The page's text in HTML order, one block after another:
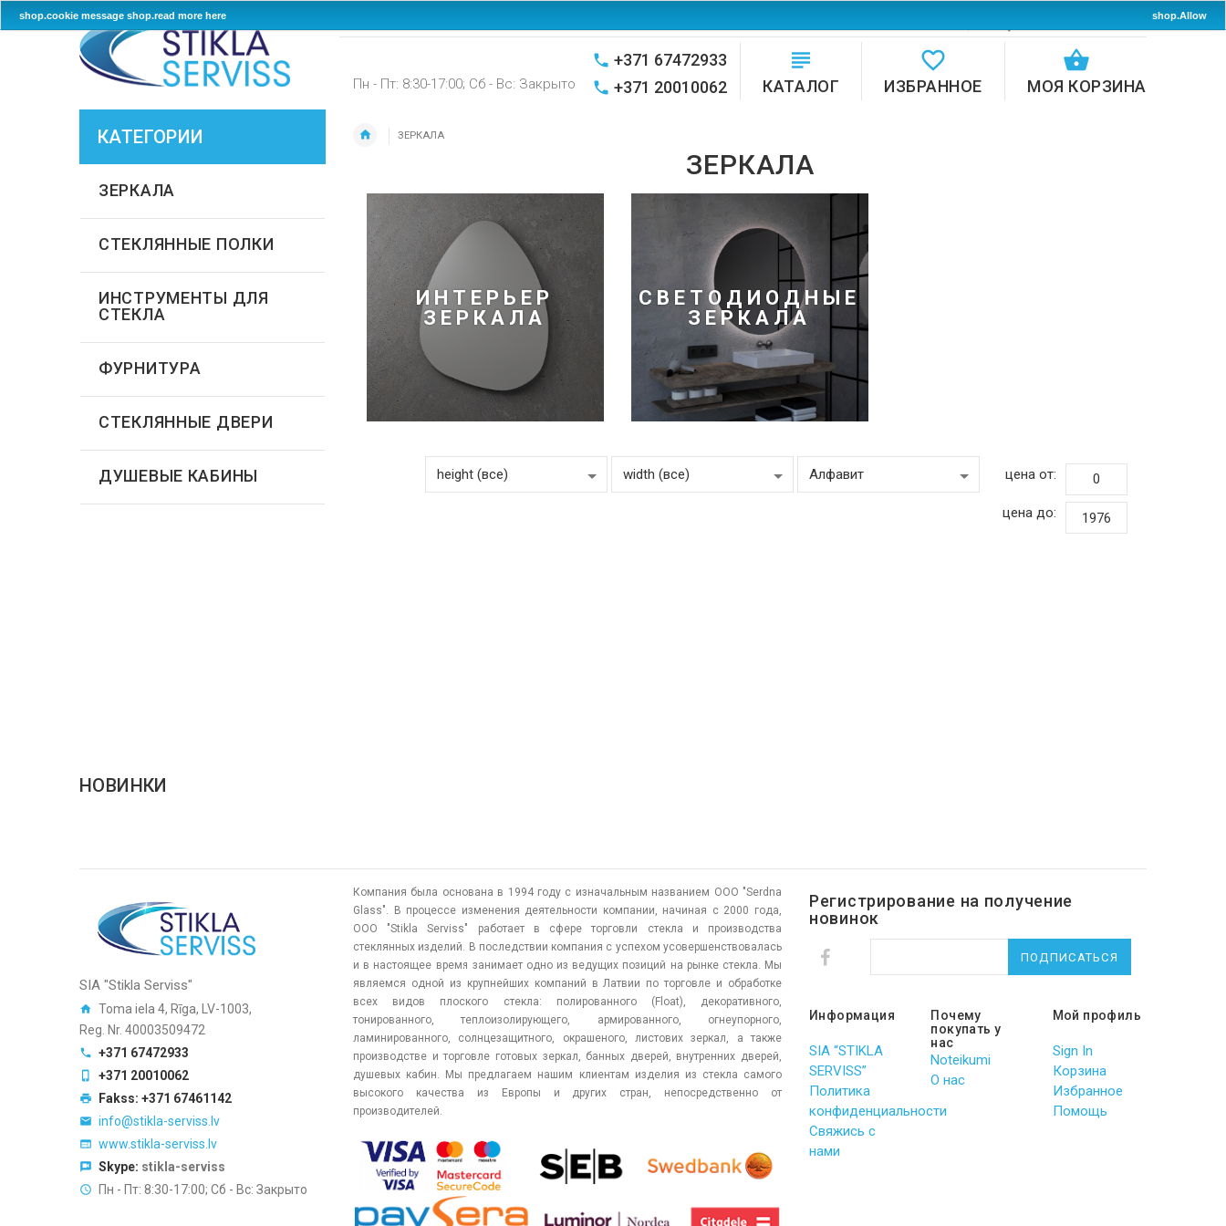
МОЯ КОРЗИНА
ИЗБРАННОЕ
КАТАЛОГ
+371 67472933
+371 20010062
Пн - Пт: 8:30-17:00; Сб - Вс: Закрыто
КАТЕГОРИИ
ЗЕРКАЛА
СТЕКЛЯННЫЕ ПОЛКИ
ИНСТРУМЕНТЫ ДЛЯ
СТЕКЛА
ФУРНИТУРА
СТЕКЛЯННЫЕ ДВЕРИ
ДУШЕВЫЕ КАБИНЫ
НОВИНКИ
ЗЕРКАЛА
ЗЕРКАЛА
ИНТЕРЬЕР
ЗЕРКАЛА
СВЕТОДИОДНЫЕ
ЗЕРКАЛА
цена от:
цена до:
SIA "Stikla Serviss"
Toma iela 4, Rīga, LV-1003,
Reg. Nr. 40003509472
+371 67472933
+371 20010062
Fakss: +371 67461142
info@stikla-serviss.lv
www.stikla-serviss.lv
Skype: stikla-serviss
Пн - Пт: 8:30-17:00; Сб - Вс: Закрыто
Компания была основана в 1994 году с изначальным названием ООО "Serdna
Glass". В процессе изменения деятельности компании, начиная с 2000 года,
ООО "Stikla Serviss" работает в сфере торговли стекла и производства
стеклянных изделий. В последствии компания с успехом усовершенствовалась
и в настоящее время занимает одно из ведущих позиций на рынке стекла. Мы
являемся одной из крупнейших компаний в Латвии по торговле и обработке
всех видов плоского стекла: полированного (Float), декоративного,
тонированного, теплоизолирующего, армированного, огнеупорного,
ламинированного, солнцезащитного, окрашеного, листових зеркал, а также
производстве и торговле готовых зеркал, банных дверей, внутренних дверей,
душевых кабин. Мы предлагаем нашим клиентам изделия из стекла самого
высокого качества из Европы и других стран, непосредственно от
производителей.
Регистрирование на получение
новинок
ПОДПИСАТЬСЯ
Информация
SIA “STIKLA
SERVISS”
Политика
конфиденциальности
Свяжись с
нами
Почему
покупать у
нас
Noteikumi
О нас
Мой профиль
Sign In
Корзина
Избранное
Помощь
shop.cookie message shop.read more here shop.Allow